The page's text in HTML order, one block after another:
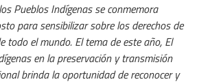
Pueblos Indígenas se conmemora
para sensibilizar sobre los derechos de
todo el mundo. El tema de este año, El
en la preservación y transmisión
brinda la oportunidad de reconocer y